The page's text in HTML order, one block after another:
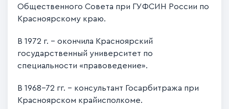
Общественного Совета при ГУФСИН России по
Красноярскому краю.
В 1972 г. - окончила Красноярский
государственный университет по
специальности «правоведение».
В 1968-72 гг. - консультант Госарбитража при
Красноярском крайисполкоме.